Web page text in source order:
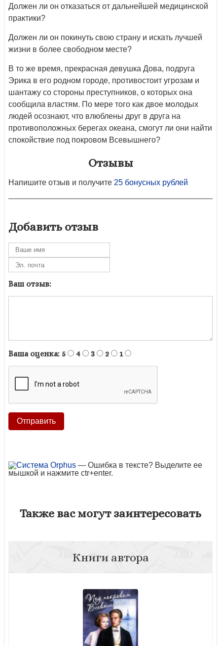
Должен ли он отказаться от дальнейшей медицинской
практики?
Должен ли он покинуть свою страну и искать лучшей
жизни в более свободном месте?
В то же время, прекрасная девушка Дова, подруга
Эрика в его родном городе, противостоит угрозам и
шантажу со стороны преступников, о которых она
сообщила властям. По мере того как двое молодых
людей осознают, что влюблены друг в друга на
противоположных берегах океана, смогут ли они найти
спокойствие под покровом Всевышнего?
Отзывы
Напишите отзыв и получите 25 бонусных рублей
Добавить отзыв
Ваш отзыв:
Ваша оценка: 5 4 3 2 1
— Ошибка в тексте? Выделите ее
мышкой и нажмите ctr+enter.
Также вас могут заинтересовать
Книги автора